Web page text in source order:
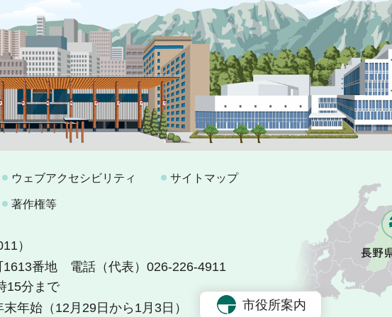
ウェブアクセシビリティ サイトマップ
著作権等
）
番地
電話（代表）026-226-4911
15分まで
年始（12月29日から1月3日）
市役所案内